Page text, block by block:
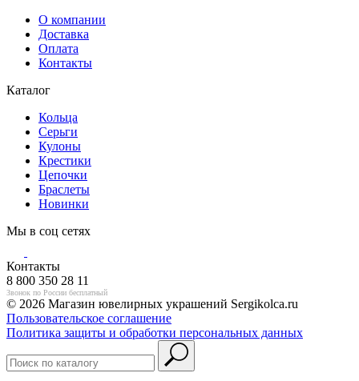
О компании
Доставка
Оплата
Контакты
Каталог
Кольца
Серьги
Кулоны
Крестики
Цепочки
Браслеты
Новинки
Мы в соц сетях
Контакты
8 800 350 28 11
Звонок по России бесплатный
© 2026 Магазин ювелирных украшений Sergikolca.ru
Пользовательское соглашение
Политика защиты и обработки персональных данных